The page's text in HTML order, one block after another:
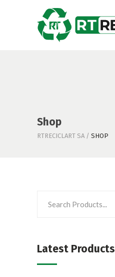
Shop
RTRECICLART SA / SHOP
Latest Products